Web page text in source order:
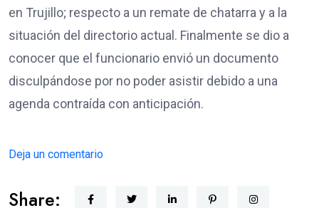
en Trujillo; respecto a un remate de chatarra y a la
situación del directorio actual. Finalmente se dio a
conocer que el funcionario envió un documento
disculpándose por no poder asistir debido a una
agenda contraída con anticipación.
Deja un comentario
Share: